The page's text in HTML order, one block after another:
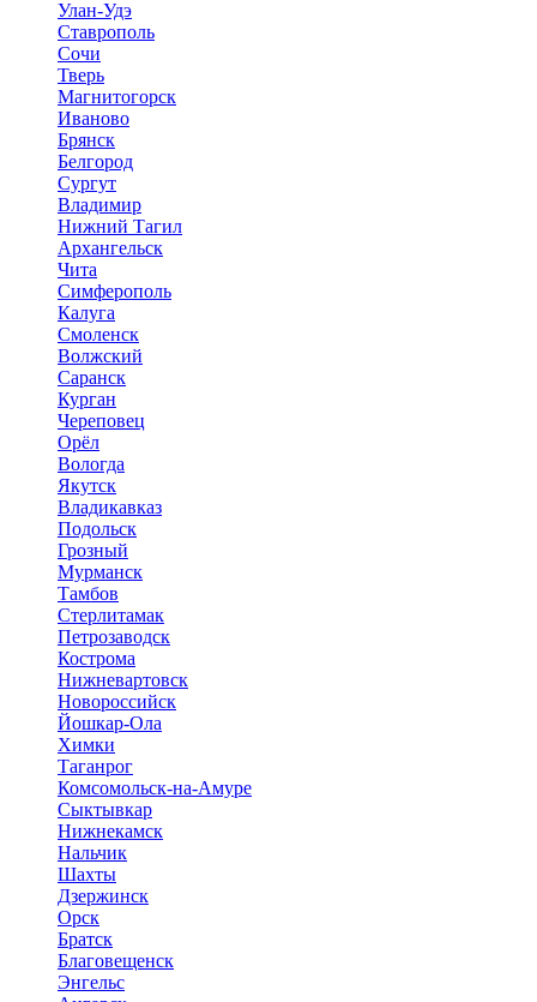
Улан-Удэ
Ставрополь
Сочи
Тверь
Магнитогорск
Иваново
Брянск
Белгород
Сургут
Владимир
Нижний Тагил
Архангельск
Чита
Симферополь
Калуга
Смоленск
Волжский
Саранск
Курган
Череповец
Орёл
Вологда
Якутск
Владикавказ
Подольск
Грозный
Мурманск
Тамбов
Стерлитамак
Петрозаводск
Кострома
Нижневартовск
Новороссийск
Йошкар-Ола
Химки
Таганрог
Комсомольск-на-Амуре
Сыктывкар
Нижнекамск
Нальчик
Шахты
Дзержинск
Орск
Братск
Благовещенск
Энгельс